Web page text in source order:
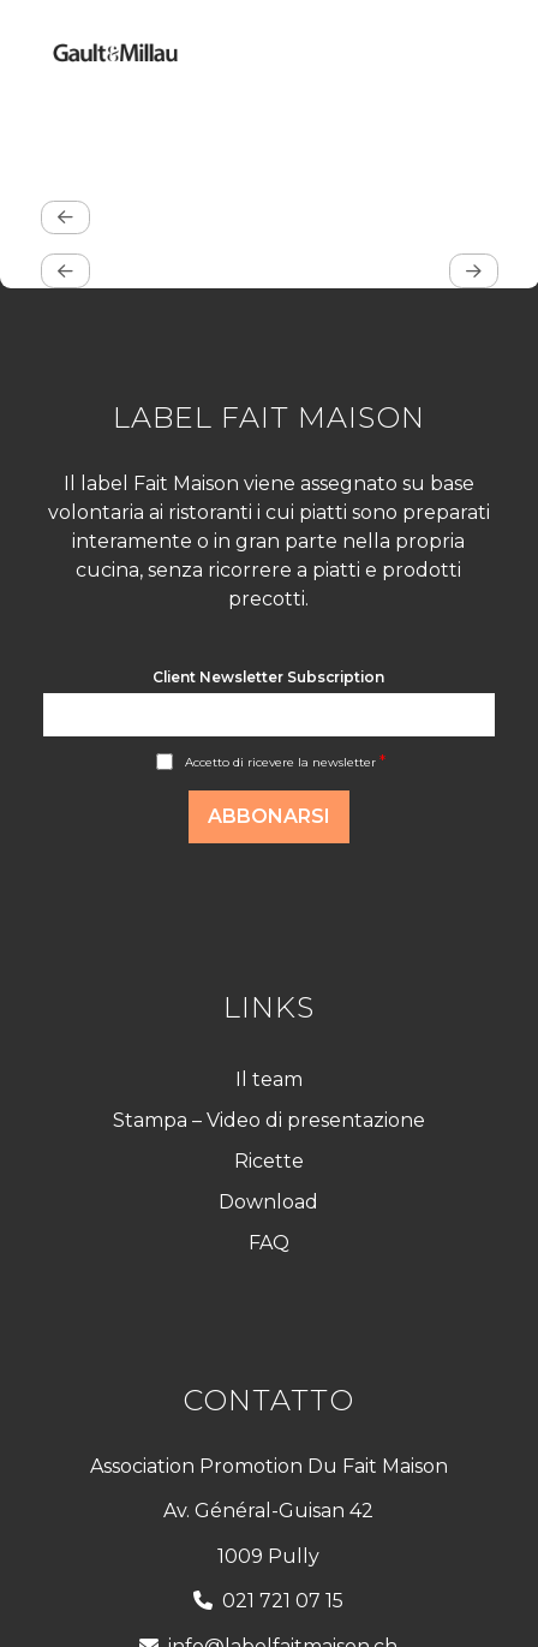
LABEL FAIT MAISON
Il label Fait Maison viene assegnato su base
volontaria ai ristoranti i cui piatti sono preparati
interamente o in gran parte nella propria
cucina, senza ricorrere a piatti e prodotti
precotti.
Client Newsletter Subscription
Accetto di ricevere la newsletter *
ABBONARSI
LINKS
Il team
Stampa – Video di presentazione
Ricette
Download
FAQ
CONTATTO
Association Promotion Du Fait Maison
Av. Général-Guisan 42
1009 Pully
021 721 07 15